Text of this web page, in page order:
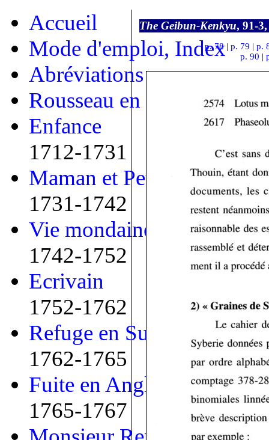
The Geibun-Kenkyu, 91-
p. 78|p. 79 |p.
p. 90 |
Accueil
Mode d'emploi, Index
Abréviations
Rousseau en bref
Enfance
1712-1731
Maman et Petit
1731-1742
Vie mondaine
1742-1752
Ecrivain
1752-1762
Refuge en Suisse
1762-1765
Fuite en Angleterre
1765-1767